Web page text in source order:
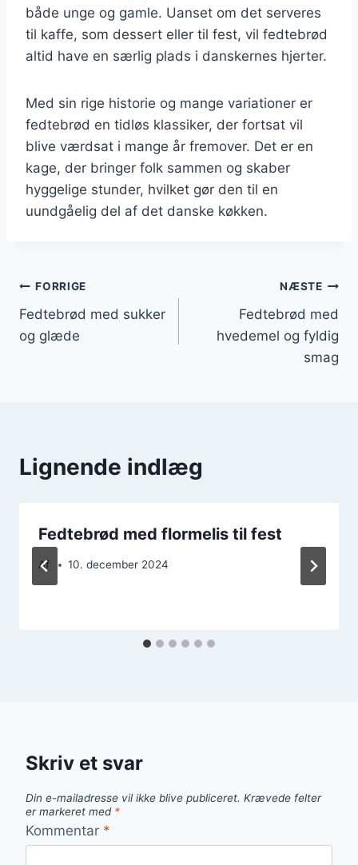
både unge og gamle. Uanset om det serveres
til kaffe, som dessert eller til fest, vil fedtebrød
altid have en særlig plads i danskernes hjerter.
Med sin rige historie og mange variationer er
fedtebrød en tidløs klassiker, der fortsat vil
blive værdsat i mange år fremover. Det er en
kage, der bringer folk sammen og skaber
hyggelige stunder, hvilket gør den til en
uundgåelig del af det danske køkken.
Indlægsnavigation
FORRIGE
Fedtebrød med sukker
og glæde
NÆSTE
Fedtebrød med
hvedemel og fyldig
smag
Lignende indlæg
Fedtebrød med flormelis til fest
Af 10. december 2024
Skriv et svar
Din e-mailadresse vil ikke blive publiceret. Krævede felter
er markeret med *
Kommentar *